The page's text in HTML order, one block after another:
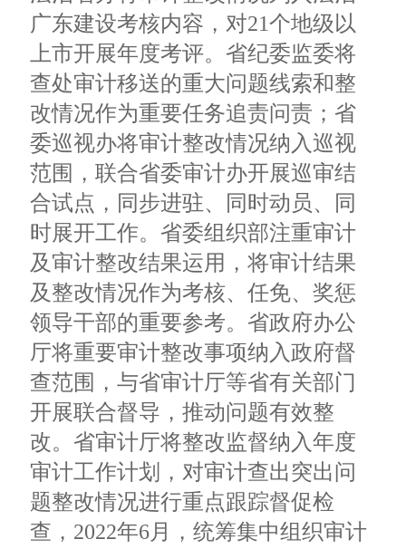
广东建设考核内容，对21个地级以
上市开展年度考评。省纪委监委将
查处审计移送的重大问题线索和整
改情况作为重要任务追责问责；省
委巡视办将审计整改情况纳入巡视
范围，联合省委审计办开展巡审结
合试点，同步进驻、同时动员、同
时展开工作。省委组织部注重审计
及审计整改结果运用，将审计结果
及整改情况作为考核、任免、奖惩
领导干部的重要参考。省政府办公
厅将重要审计整改事项纳入政府督
查范围，与省审计厅等省有关部门
开展联合督导，推动问题有效整
改。省审计厅将整改监督纳入年度
审计工作计划，对审计查出突出问
题整改情况进行重点跟踪督促检
查，2022年6月，统筹集中组织审计